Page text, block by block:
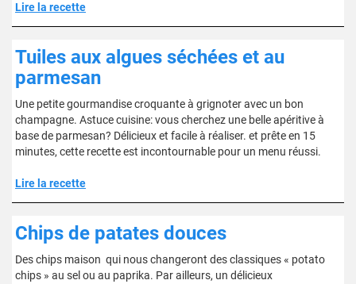
Lire la recette
Tuiles aux algues séchées et au
parmesan
Une petite gourmandise croquante à grignoter avec un bon
champagne. Astuce cuisine: vous cherchez une belle apéritive à
base de parmesan? Délicieux et facile à réaliser. et prête en 15
minutes, cette recette est incontournable pour un menu réussi.
Lire la recette
Chips de patates douces
Des chips maison qui nous changeront des classiques « potato
chips » au sel ou au paprika. Par ailleurs, un délicieux